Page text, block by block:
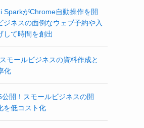
SparkがChrome自動操作を開
ジネスの面倒なウェブ予約や入
して時間を創出
モールビジネスの資料作成と
化
開！スモールビジネスの開
を低コスト化